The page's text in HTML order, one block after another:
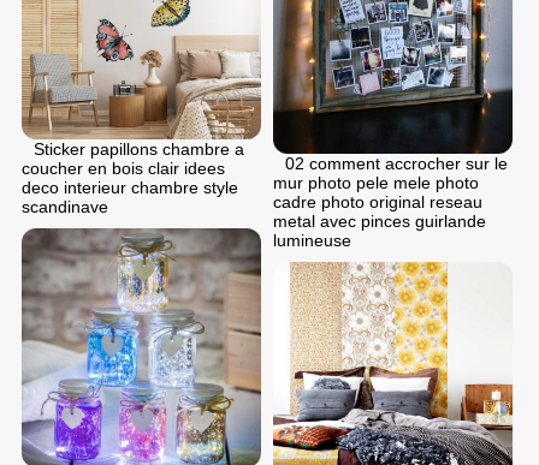
02 comment accrocher sur le
mur photo pele mele photo
cadre photo original reseau
metal avec pinces guirlande
lumineuse
Sticker papillons chambre a
coucher en bois clair idees
deco interieur chambre style
scandinave